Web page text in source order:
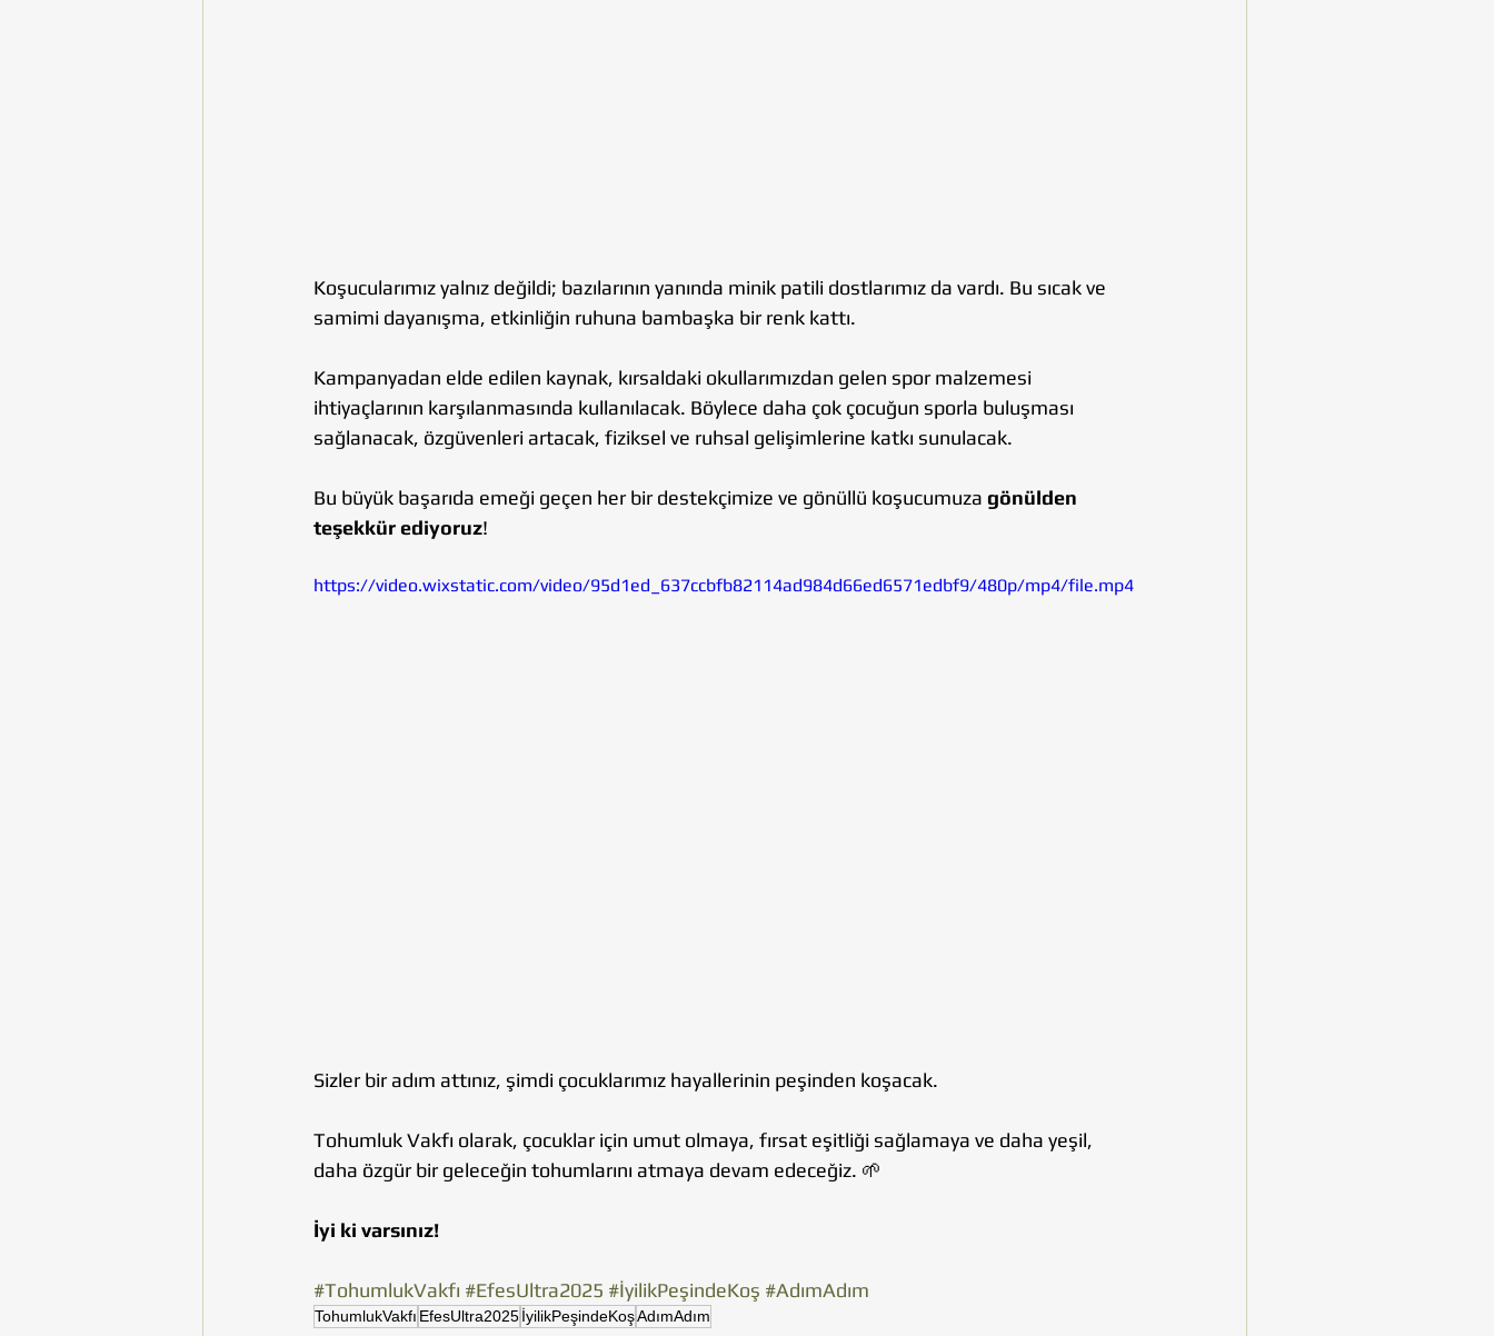
Koşucularımız yalnız değildi; bazılarının yanında minik patili dostlarımız da vardı. Bu sıcak ve
samimi dayanışma, etkinliğin ruhuna bambaşka bir renk kattı.
Kampanyadan elde edilen kaynak, kırsaldaki okullarımızdan gelen spor malzemesi
ihtiyaçlarının karşılanmasında kullanılacak. Böylece daha çok çocuğun sporla buluşması
sağlanacak, özgüvenleri artacak, fiziksel ve ruhsal gelişimlerine katkı sunulacak.
Bu büyük başarıda emeği geçen her bir destekçimize ve gönüllü koşucumuza gönülden
teşekkür ediyoruz!
https://video.wixstatic.com/video/95d1ed_637ccbfb82114ad984d66ed6571edbf9/480p/mp4/file.mp4
Sizler bir adım attınız, şimdi çocuklarımız hayallerinin peşinden koşacak.
Tohumluk Vakfı olarak, çocuklar için umut olmaya, fırsat eşitliği sağlamaya ve daha yeşil,
daha özgür bir geleceğin tohumlarını atmaya devam edeceğiz. 🌱
İyi ki varsınız!
#TohumlukVakfı #EfesUltra2025 #İyilikPeşindeKoş #AdımAdım
TohumlukVakfı EfesUltra2025İyilikPeşindeKoşAdımAdım